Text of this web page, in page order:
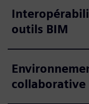
outils BIM
collaborative